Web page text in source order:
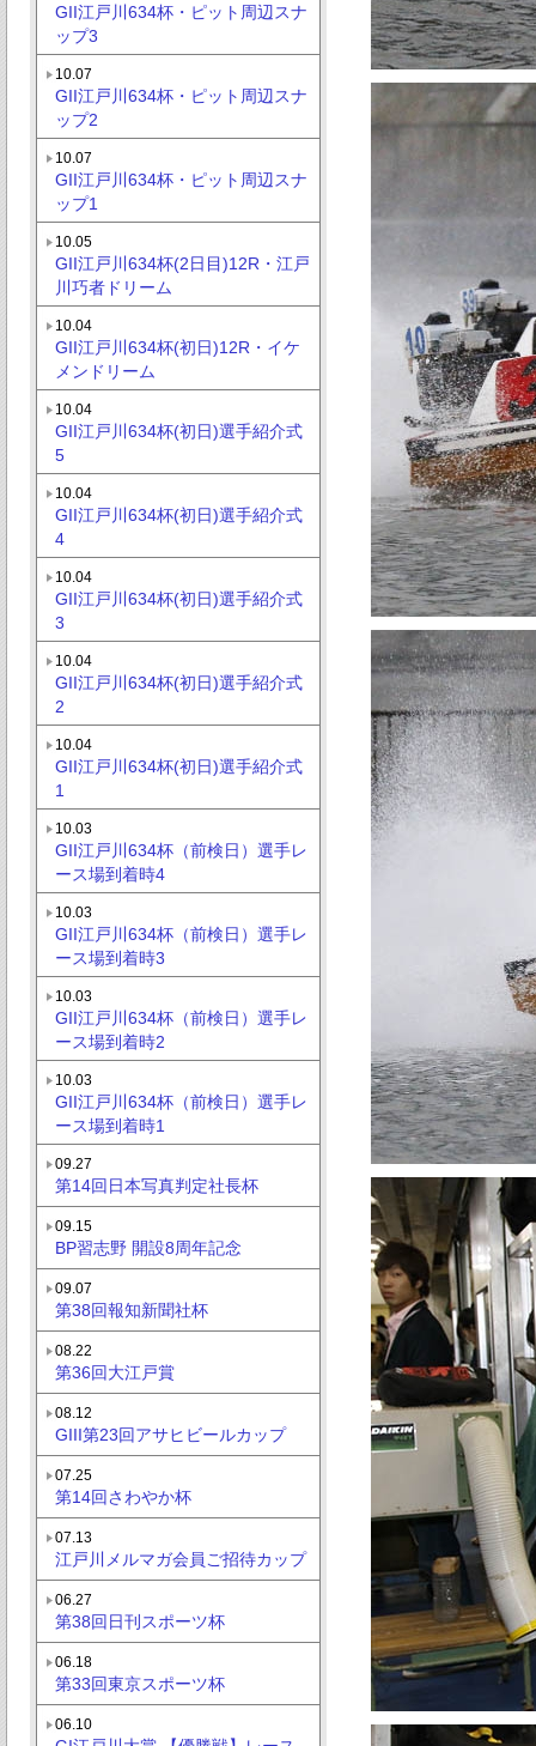
GII江戸川634杯・ピット周辺スナ
ップ3
10.07
GII江戸川634杯・ピット周辺スナ
ップ2
10.07
GII江戸川634杯・ピット周辺スナ
ップ1
10.05
GII江戸川634杯(2日目)12R・江戸
川巧者ドリーム
10.04
GII江戸川634杯(初日)12R・イケ
メンドリーム
10.04
GII江戸川634杯(初日)選手紹介式
5
10.04
GII江戸川634杯(初日)選手紹介式
4
10.04
GII江戸川634杯(初日)選手紹介式
3
10.04
GII江戸川634杯(初日)選手紹介式
2
10.04
GII江戸川634杯(初日)選手紹介式
1
10.03
GII江戸川634杯（前検日）選手レ
ース場到着時4
10.03
GII江戸川634杯（前検日）選手レ
ース場到着時3
10.03
GII江戸川634杯（前検日）選手レ
ース場到着時2
10.03
GII江戸川634杯（前検日）選手レ
ース場到着時1
09.27
第14回日本写真判定社長杯
09.15
BP習志野 開設8周年記念
09.07
第38回報知新聞社杯
08.22
第36回大江戸賞
08.12
GIII第23回アサヒビールカップ
07.25
第14回さわやか杯
07.13
江戸川メルマガ会員ご招待カップ
06.27
第38回日刊スポーツ杯
06.18
第33回東京スポーツ杯
06.10